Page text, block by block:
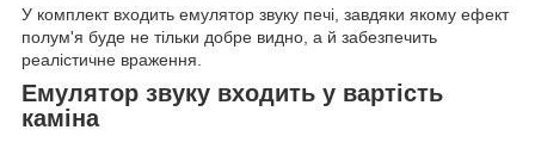
Емулятор звуку входить у вартість
каміна
У комплект входить емулятор звуку печі, завдяки якому ефект
полум'я буде не тільки добре видно, а й забезпечить
реалістичне враження.